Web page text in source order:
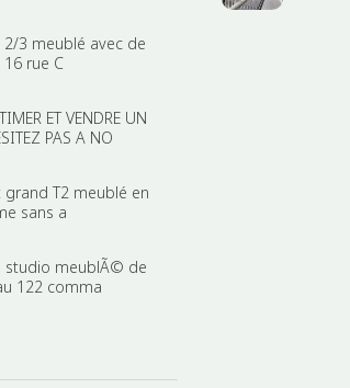
2/3 meublé avec de
rue C
ET VENDRE UN
PAS A NO
T2 meublé en
sans a
studio meublÃ© de
122 comma